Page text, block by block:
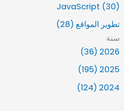
JavaScript (30)
تطوير المواقع (28)
سنة
2026 (36)
2025 (195)
2024 (124)